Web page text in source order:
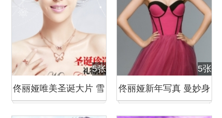
5张
佟丽娅唯美圣诞大片 雪
5张
佟丽娅新年写真 曼妙身